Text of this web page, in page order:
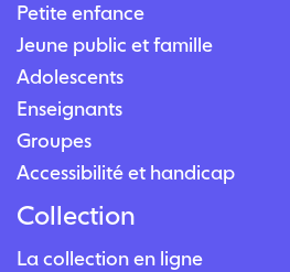
Petite enfance
Jeune public et famille
Adolescents
Enseignants
Groupes
Accessibilité et handicap
Collection
La collection en ligne